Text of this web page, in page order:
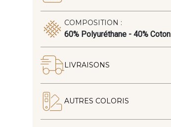
COMPOSITION :
60% Polyuréthane - 40% Coton
LIVRAISONS
AUTRES COLORIS